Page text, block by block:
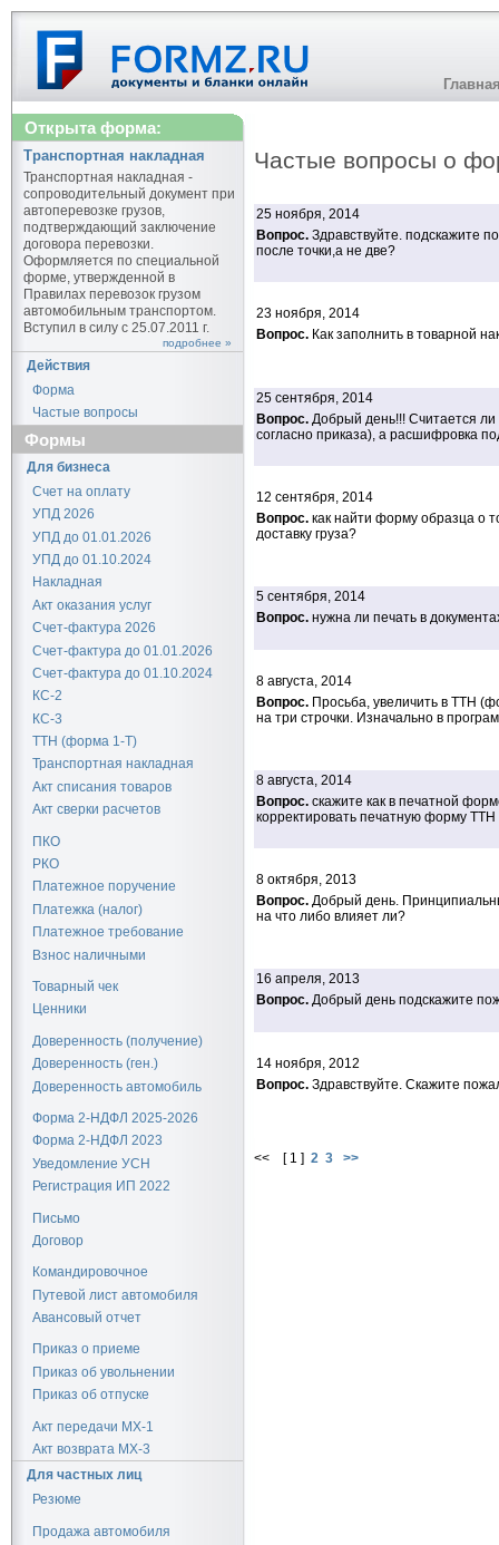
Открыта форма:
Транспортная накладная
Транспортная накладная -
сопроводительный документ при
автоперевозке грузов,
подтверждающий заключение
договора перевозки.
Оформляется по специальной
форме, утвержденной в
Правилах перевозок грузом
автомобильным транспортом.
Вступил в силу с 25.07.2011 г.
подробнее »
Действия
Форма
Частые вопросы
Формы
Для бизнеса
Счет на оплату
УПД 2026
УПД до 01.01.2026
УПД до 01.10.2024
Накладная
Акт оказания услуг
Счет-фактура 2026
Счет-фактура до 01.01.2026
Счет-фактура до 01.10.2024
КС-2
КС-3
ТТН (форма 1-Т)
Транспортная накладная
Акт списания товаров
Акт сверки расчетов
ПКО
РКО
Платежное поручение
Платежка (налог)
Платежное требование
Взнос наличными
Товарный чек
Ценники
Доверенность (получение)
Доверенность (ген.)
Доверенность автомобиль
Форма 2-НДФЛ 2025-2026
Форма 2-НДФЛ 2023
Уведомление УСН
Регистрация ИП 2022
Письмо
Договор
Командировочное
Путевой лист автомобиля
Авансовый отчет
Приказ о приеме
Приказ об увольнении
Приказ об отпуске
Акт передачи МХ-1
Акт возврата МХ-3
Для частных лиц
Резюме
Продажа автомобиля
Частые вопросы о
25 ноября, 2014
Вопрос. Здравствуйте. подскажите
после точки,а не две?
23 ноября, 2014
Вопрос. Как заполнить в товарной
25 сентября, 2014
Вопрос. Добрый день!!! Считается
согласно приказа), а расшифровка
12 сентября, 2014
Вопрос. как найти форму образца о
доставку груза?
5 сентября, 2014
Вопрос. нужна ли печать в
8 августа, 2014
Вопрос. Просьба, увеличить в ТТН
на три строчки. Изначально в
8 августа, 2014
Вопрос. скажите как в печатной
корректировать печатную форму
8 октября, 2013
Вопрос. Добрый день.
на что либо влияет ли?
16 апреля, 2013
Вопрос. Добрый день подскажите
14 ноября, 2012
Вопрос. Здравствуйте. Скажите
<< [ 1 ] 2 3 >>